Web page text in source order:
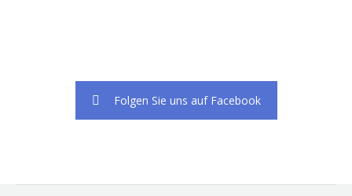
Folgen Sie uns auf Facebook